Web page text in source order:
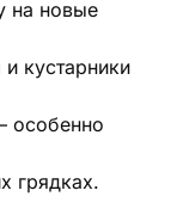
на новые
кустарники
особенно
грядках.